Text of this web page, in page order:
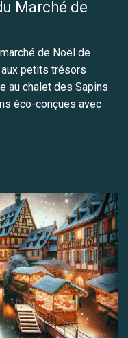
Marché de
de Noël de
petits trésors
au chalet des Sapins
éco-conçues avec